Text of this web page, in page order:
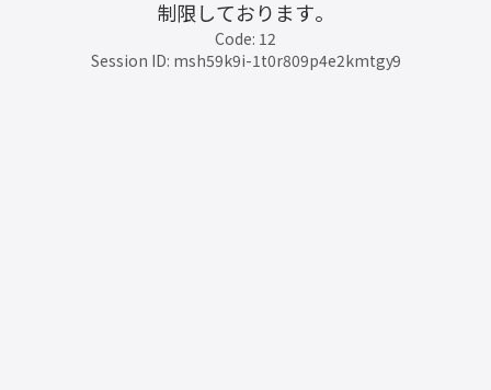
制限しております。
Code: 12
Session ID: msh59k9i-1t0r809p4e2kmtgy9